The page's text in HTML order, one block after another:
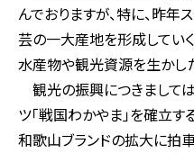
んでおりますが、特に、昨
芸の一大産地を形成してい
水産物や観光資源を生かし
観光の振興につきまして
ツ「戦国わかやま」を確立
和歌山ブランドの拡大に拍